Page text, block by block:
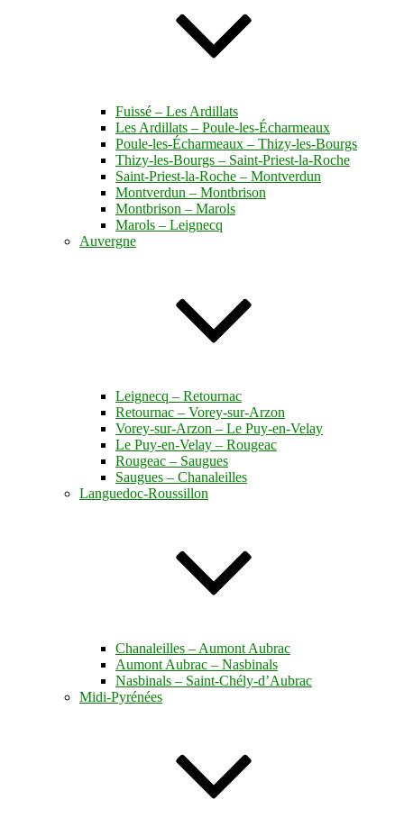
Fuissé – Les Ardillats
Les Ardillats – Poule-les-Écharmeaux
Poule-les-Écharmeaux – Thizy-les-Bourgs
Thizy-les-Bourgs – Saint-Priest-la-Roche
Saint-Priest-la-Roche – Montverdun
Montverdun – Montbrison
Montbrison – Marols
Marols – Leignecq
Auvergne
Leignecq – Retournac
Retournac – Vorey-sur-Arzon
Vorey-sur-Arzon – Le Puy-en-Velay
Le Puy-en-Velay – Rougeac
Rougeac – Saugues
Saugues – Chanaleilles
Languedoc-Roussillon
Chanaleilles – Aumont Aubrac
Aumont Aubrac – Nasbinals
Nasbinals – Saint-Chély-d’Aubrac
Midi-Pyrénées